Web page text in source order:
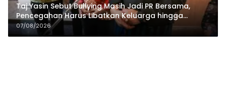
Taj Yasin Sebut Bullying Masih Jadi PR Bersama,
Pencegahan Harus Libatkan Keluarga hingga
Pesantren
07/08/2026